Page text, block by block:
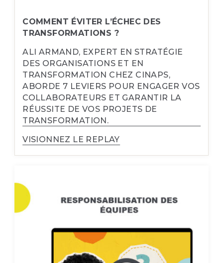
COMMENT ÉVITER L’ÉCHEC DES
TRANSFORMATIONS ?
ALI ARMAND, EXPERT EN STRATÉGIE
DES ORGANISATIONS ET EN
TRANSFORMATION CHEZ CINAPS,
ABORDE 7 LEVIERS POUR ENGAGER VOS
COLLABORATEURS ET GARANTIR LA
RÉUSSITE DE VOS PROJETS DE
TRANSFORMATION.
VISIONNEZ LE REPLAY